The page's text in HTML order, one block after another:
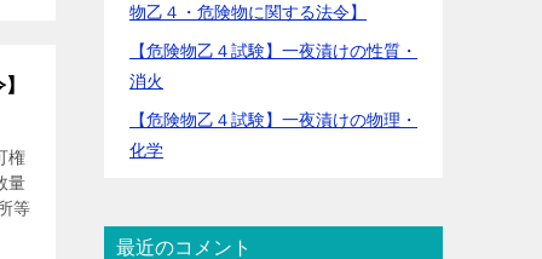
権
量
等
物乙４・危険物に関する法令】
【危険物乙４試験】一夜漬けの性質・
消火
【危険物乙４試験】一夜漬けの物理・
化学
最近のコメント